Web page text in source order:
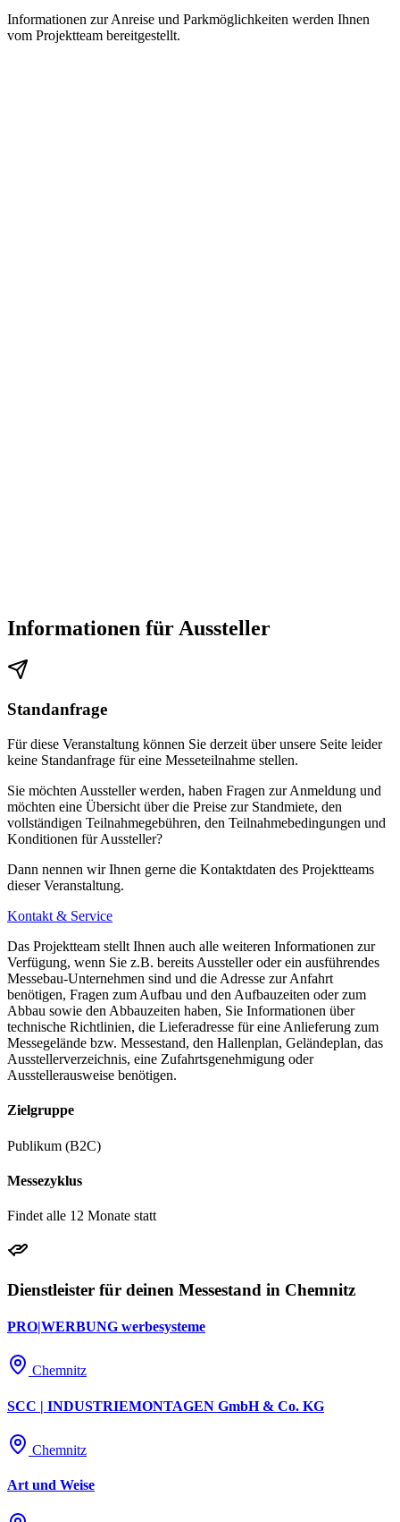
Informationen zur Anreise und Parkmöglichkeiten werden Ihnen
vom Projektteam bereitgestellt.
Informationen für Aussteller
Standanfrage
Für diese Veranstaltung können Sie derzeit über unsere Seite leider
keine Standanfrage für eine Messeteilnahme stellen.
Sie möchten Aussteller werden, haben Fragen zur Anmeldung und
möchten eine Übersicht über die Preise zur Standmiete, den
vollständigen Teilnahmegebühren, den Teilnahmebedingungen und
Konditionen für Aussteller?
Dann nennen wir Ihnen gerne die Kontaktdaten des Projektteams
dieser Veranstaltung.
Kontakt & Service
Das Projektteam stellt Ihnen auch alle weiteren Informationen zur
Verfügung, wenn Sie z.B. bereits Aussteller oder ein ausführendes
Messebau-Unternehmen sind und die Adresse zur Anfahrt
benötigen, Fragen zum Aufbau und den Aufbauzeiten oder zum
Abbau sowie den Abbauzeiten haben, Sie Informationen über
technische Richtlinien, die Lieferadresse für eine Anlieferung zum
Messegelände bzw. Messestand, den Hallenplan, Geländeplan, das
Ausstellerverzeichnis, eine Zufahrtsgenehmigung oder
Ausstellerausweise benötigen.
Zielgruppe
Publikum (B2C)
Messezyklus
Findet alle 12 Monate statt
Dienstleister für deinen Messestand in Chemnitz
PRO|WERBUNG werbesysteme
Chemnitz
SCC | INDUSTRIEMONTAGEN GmbH & Co. KG
Chemnitz
Art und Weise